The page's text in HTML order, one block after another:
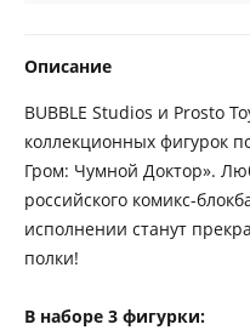
Описание
BUBBLE Studios и Prosto
коллекционных фигурок
Гром: Чумной Доктор».
российского комикс-
исполнении станут
полки!
В наборе 3 фигурки: